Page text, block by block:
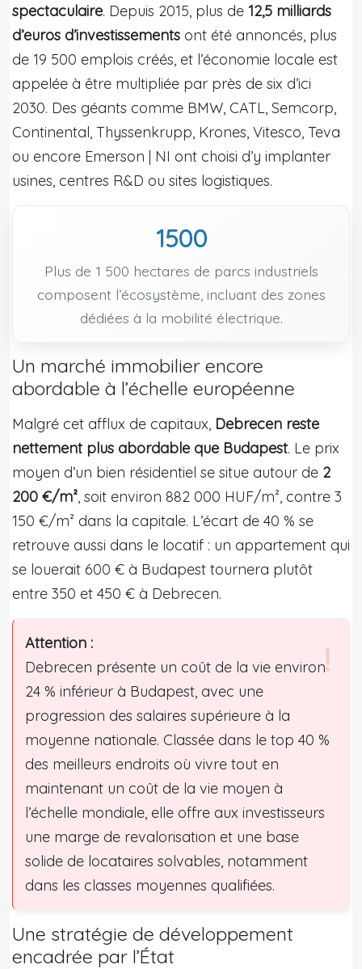
spectaculaire. Depuis 2015, plus de 12,5 milliards
d’euros d’investissements ont été annoncés, plus
de 19 500 emplois créés, et l’économie locale est
appelée à être multipliée par près de six d’ici
2030. Des géants comme BMW, CATL, Semcorp,
Continental, Thyssenkrupp, Krones, Vitesco, Teva
ou encore Emerson | NI ont choisi d’y implanter
usines, centres R&D ou sites logistiques.
1500
Plus de 1 500 hectares de parcs industriels
composent l’écosystème, incluant des zones
dédiées à la mobilité électrique.
Un marché immobilier encore
abordable à l’échelle européenne
Malgré cet afflux de capitaux, Debrecen reste
nettement plus abordable que Budapest. Le prix
moyen d’un bien résidentiel se situe autour de 2
200 €/m², soit environ 882 000 HUF/m², contre 3
150 €/m² dans la capitale. L’écart de 40 % se
retrouve aussi dans le locatif : un appartement qui
se louerait 600 € à Budapest tournera plutôt
entre 350 et 450 € à Debrecen.
Attention :
Debrecen présente un coût de la vie environ
24 % inférieur à Budapest, avec une
progression des salaires supérieure à la
moyenne nationale. Classée dans le top 40 %
des meilleurs endroits où vivre tout en
maintenant un coût de la vie moyen à
l’échelle mondiale, elle offre aux investisseurs
une marge de revalorisation et une base
solide de locataires solvables, notamment
dans les classes moyennes qualifiées.
Une stratégie de développement
encadrée par l’État